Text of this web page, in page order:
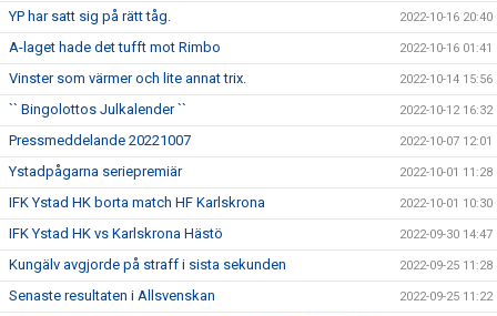
YP har satt sig på rätt tåg. 2022-10-16 20:40
A-laget hade det tufft mot Rimbo 2022-10-16 01:41
Vinster som värmer och lite annat trix. 2022-10-14 15:56
`` Bingolottos Julkalender `` 2022-10-12 16:32
Pressmeddelande 20221007 2022-10-07 12:01
Ystadpågarna seriepremiär 2022-10-01 11:28
IFK Ystad HK borta match HF Karlskrona 2022-10-01 10:30
IFK Ystad HK vs Karlskrona Hästö 2022-09-30 14:47
Kungälv avgjorde på straff i sista sekunden 2022-09-25 11:28
Senaste resultaten i Allsvenskan 2022-09-25 11:22